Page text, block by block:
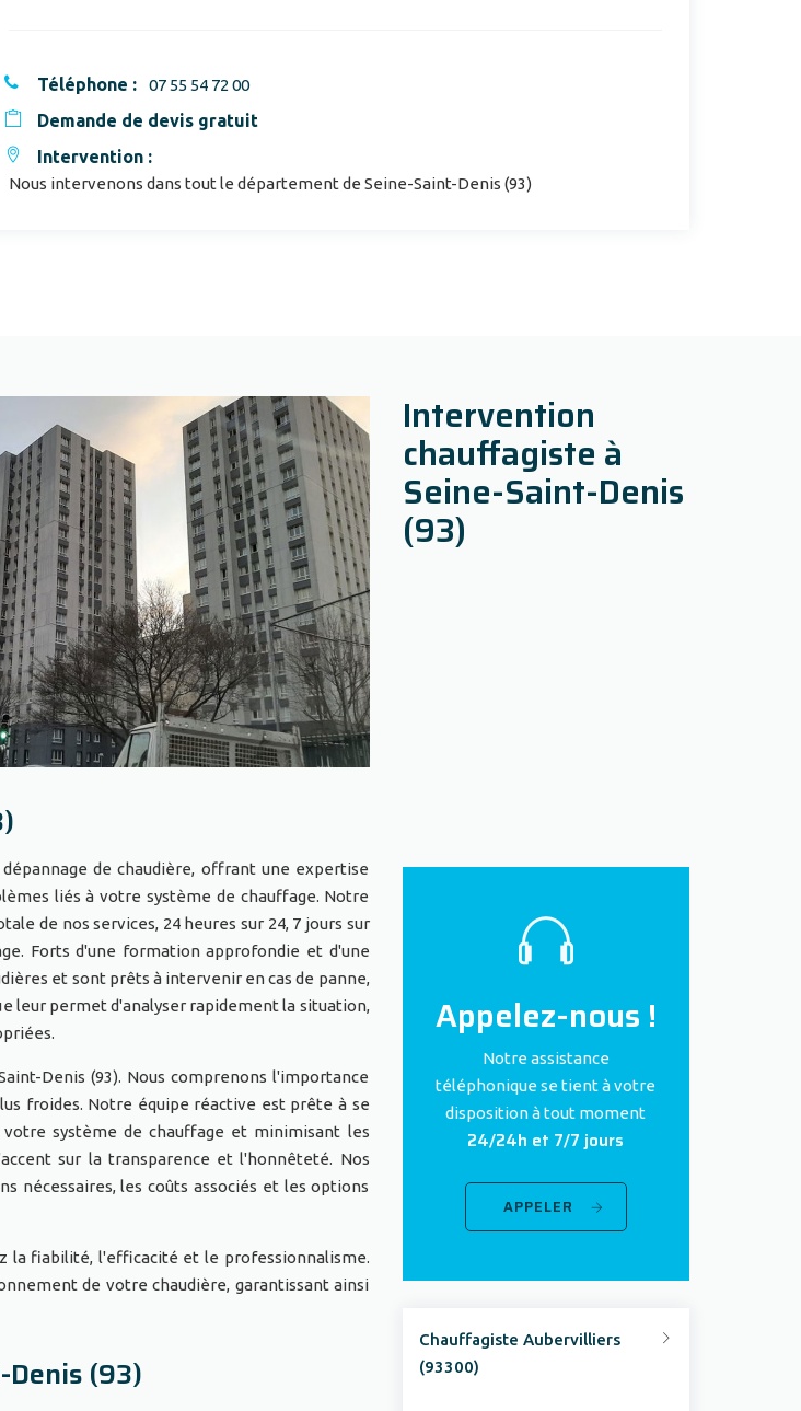
Téléphone : 07 55 54 72 00
Demande de devis gratuit
Intervention :
Nous intervenons dans tout le département de Seine-Saint-Denis (93)
de chaudière, offrant une expertise
liés à votre système de chauffage. Notre
de nos services, 24 heures sur 24, 7 jours sur
Forts d'une formation approfondie et d'une
et sont prêts à intervenir en cas de panne,
leur permet d'analyser rapidement la situation,
Denis (93). Nous comprenons l'importance
froides. Notre équipe réactive est prête à se
système de chauffage et minimisant les
sur la transparence et l'honnêteté. Nos
nécessaires, les coûts associés et les options
la fiabilité, l'efficacité et le professionnalisme.
de votre chaudière, garantissant ainsi
Denis (93)
Intervention
chauffagiste à
Seine-Saint-Denis
(93)
Appelez-nous !
Notre assistance
téléphonique se tient à votre
disposition à tout moment
24/24h et 7/7 jours
APPELER
Chauffagiste Aubervilliers
(93300)